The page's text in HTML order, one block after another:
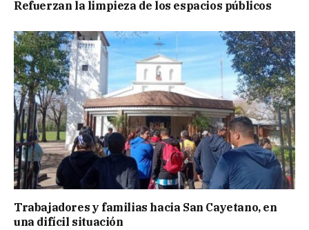
Refuerzan la limpieza de los espacios públicos
Trabajadores y familias hacia San Cayetano, en
una difícil situación